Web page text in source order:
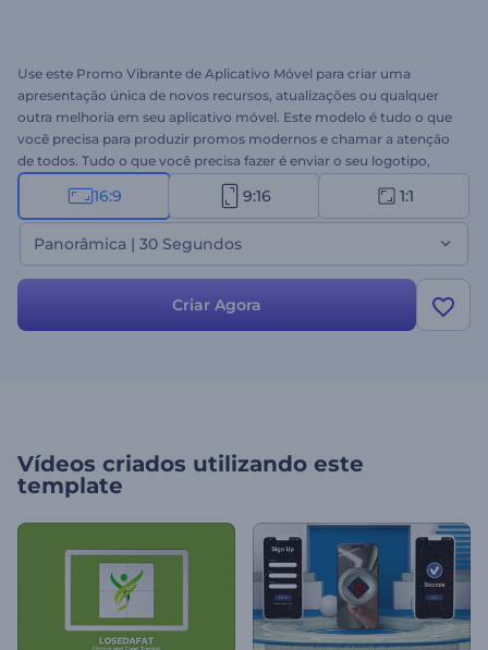
Use este Promo Vibrante de Aplicativo Móvel para criar uma
apresentação única de novos recursos, atualizações ou qualquer
outra melhoria em seu aplicativo móvel. Este modelo é tudo o que
você precisa para produzir promos modernos e chamar a atenção
de todos. Tudo o que você precisa fazer é enviar o seu logotipo,
inserir os textos e aguardar que a mágica aconteça. Desenvolvido
especialmente para apresentações de aplicativos, demos,
divulgação de novos recursos e muito mais. Experimente agora!
16:9 9:16 1:1
Panorâmica | 30 Segundos
Criar Agora
Vídeos criados utilizando este
template